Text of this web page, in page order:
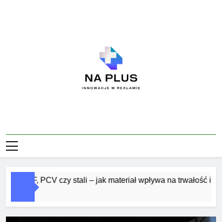
Na Plus
PCV czy stali – jak materiał wpływa na trwałość i